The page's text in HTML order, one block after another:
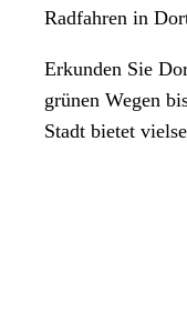
Radfahren in
Erkunden Sie
grünen Wegen
Stadt bietet